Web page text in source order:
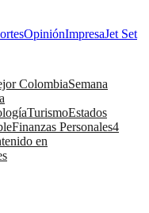
OpiniónImpresaJet Set
ColombiaSemana
TurismoEstados
Finanzas Personales4
en